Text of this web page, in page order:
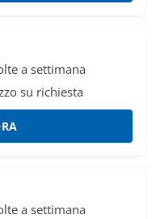
a settimana
su richiesta
a settimana